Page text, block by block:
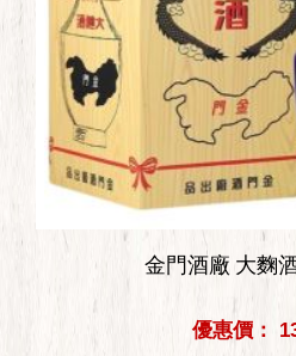
金門酒廠 大麴
優惠價：